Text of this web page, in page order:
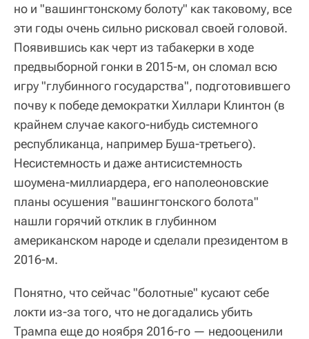
но и "вашингтонскому болоту" как таковому, все
эти годы очень сильно рисковал своей головой.
Появившись как черт из табакерки в ходе
предвыборной гонки в 2015-м, он сломал всю
игру "глубинного государства", подготовившего
почву к победе демократки Хиллари Клинтон (в
крайнем случае какого-нибудь системного
республиканца, например Буша-третьего).
Несистемность и даже антисистемность
шоумена-миллиардера, его наполеоновские
планы осушения "вашингтонского болота"
нашли горячий отклик в глубинном
американском народе и сделали президентом в
2016-м.
Понятно, что сейчас "болотные" кусают себе
локти из-за того, что не догадались убить
Трампа еще до ноября 2016-го — недооценили